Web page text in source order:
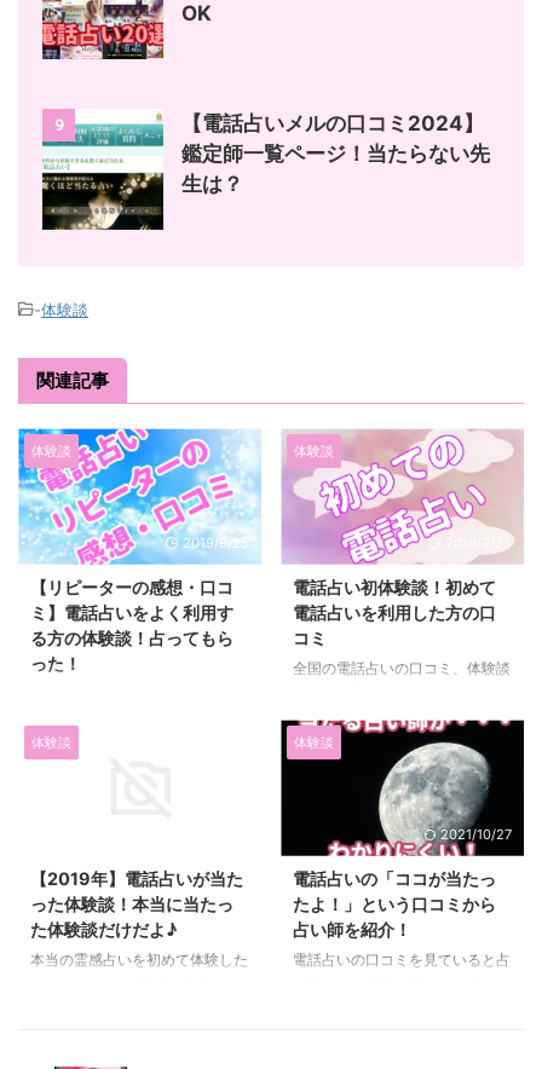
OK
9
【電話占いメルの口コミ2024】
鑑定師一覧ページ！当たらない先
生は？
-体験談
関連記事
体験談
2019/9/25
【リピーターの感想・口コ
ミ】電話占いをよく利用す
る方の体験談！占ってもら
った！
て電話占いをランキングにして紹
体験談
電話占い初体験談！初めて
電話占いを利用した方の口
コミ
全国の電話占いの口コミ、体験談
て電話占いをランキングにして紹
介します。
体験談
【2019年】電話占いが当た
った体験談！本当に当たっ
た体験談だけだよ♪
本当の霊感占いを初めて体験した
体験談
2021/10/27
電話占いの「ココが当たっ
たよ！」という口コミから
占い師を紹介！
電話占いの口コミを見ていると占